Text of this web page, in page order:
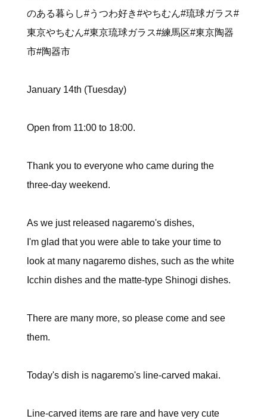
のある暮らし#うつわ好き#やちむん#琉球ガラス#
東京やちむん#東京琉球ガラス#練馬区#東京陶器
市#陶器市
January 14th (Tuesday)
Open from 11:00 to 18:00.
Thank you to everyone who came during the
three-day weekend.
As we just released nagaremo's dishes,
I'm glad that you were able to take your time to
look at many nagaremo dishes, such as the white
Icchin dishes and the matte-type Shinogi dishes.
There are many more, so please come and see
them.
Today's dish is nagaremo's line-carved makai.
Line-carved items are rare and have very cute